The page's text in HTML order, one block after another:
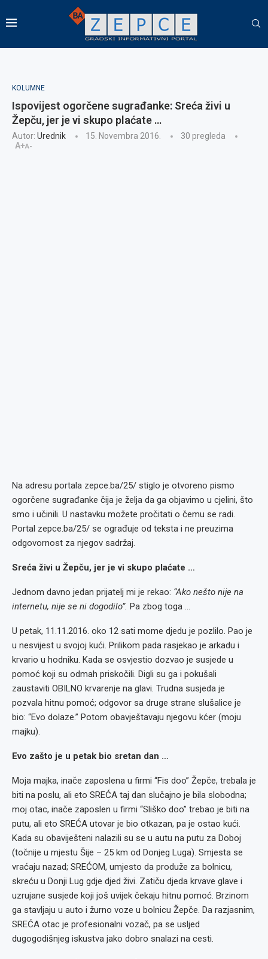
KOLUMNE
Ispovijest ogorčene sugrađanke: Sreća živi u
Žepču, jer je vi skupo plaćate …
Autor: Urednik 15. Novembra 2016. 30 pregleda
A+A-
Na adresu portala zepce.ba/25/ stiglo je otvoreno pismo
ogorčene sugrađanke čija je želja da ga objavimo u cjelini, što
smo i učinili. U nastavku možete pročitati o čemu se radi.
Portal zepce.ba/25/ se ograđuje od teksta i ne preuzima
odgovornost za njegov sadržaj.
Sreća živi u Žepču, jer je vi skupo plaćate …
Jednom davno jedan prijatelj mi je rekao: “Ako nešto nije na
internetu, nije se ni dogodilo”. Pa zbog toga …
U petak, 11.11.2016. oko 12 sati mome djedu je pozlilo. Pao je
u nesvijest u svojoj kući. Prilikom pada rasjekao je arkadu i
krvario u hodniku. Kada se osvjestio dozvao je susjede u
pomoć koji su odmah priskočili. Digli su ga i pokušali
zaustaviti OBILNO krvarenje na glavi. Trudna susjeda je
pozvala hitnu pomoć; odgovor sa druge strane slušalice je
bio: “Evo dolaze.” Potom obavještavaju njegovu kćer (moju
majku).
Evo zašto je u petak bio sretan dan …
Moja majka, inače zaposlena u firmi “Fis doo” Žepče, trebala je
biti na poslu, ali eto SREĆA taj dan slučajno je bila slobodna;
moj otac, inače zaposlen u firmi “Sliško doo” trebao je biti na
putu, ali eto SREĆA utovar je bio otkazan, pa je ostao kući.
Kada su obaviješteni nalazili su se u autu na putu za Doboj
(točnije u mjestu Šije – 25 km od Donjeg Luga). Smjesta se
vraćaju nazad; SREĆOM, umjesto da produže za bolnicu,
skreću u Donji Lug gdje djed živi. Zatiču djeda krvave glave i
uzrujane susjede koji još uvijek čekaju hitnu pomoć. Brzinom
ga stavljaju u auto i žurno voze u bolnicu Žepče. Da razjasnim,
SREĆA otac je profesionalni vozač, pa se usljed
dugogodišnjeg iskustva jako dobro snalazi na cesti.